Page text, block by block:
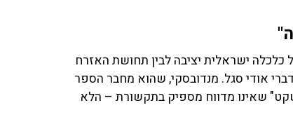
כלכלה ישראלית יציבה לבין תחושת האזרח
אודי סגל. מנדובסקי, שהוא מחבר הספר
שאינו מדווח מספיק בתקשורת – הלא